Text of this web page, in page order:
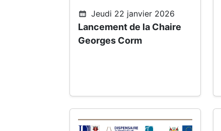
Jeudi 22 janvier 2026
Lancement de la Chaire
Georges Corm